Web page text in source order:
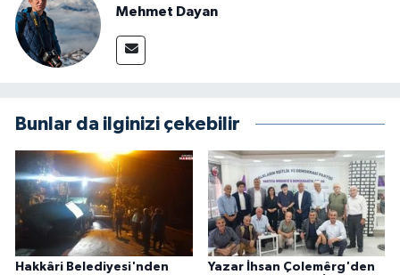
Mehmet Dayan
Bunlar da ilginizi çekebilir
Hakkâri Belediyesi'nden
Yazar İhsan Çolemêrg'den